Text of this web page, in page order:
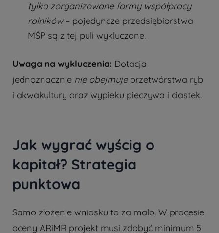
tylko zorganizowane formy współpracy
rolników– pojedyncze przedsiębiorstwa
MŚP są z tej puli wykluczone.
Uwaga na wykluczenia: Dotacja
jednoznacznie nie obejmujeprzetwórstwa ryb
i akwakultury oraz wypieku pieczywa i ciastek.
Jak wygrać wyścig o
kapitał? Strategia
punktowa
Samo złożenie wniosku to za mało. W procesie
oceny ARiMR projekt musi zdobyć minimum 5